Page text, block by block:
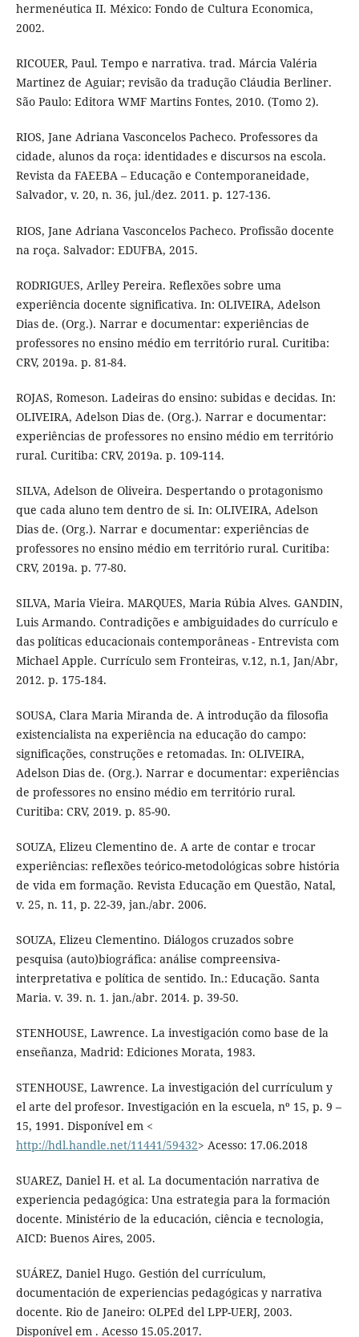
hermenéutica II. México: Fondo de Cultura Economica,
2002.
RICOUER, Paul. Tempo e narrativa. trad. Márcia Valéria
Martinez de Aguiar; revisão da tradução Cláudia Berliner.
São Paulo: Editora WMF Martins Fontes, 2010. (Tomo 2).
RIOS, Jane Adriana Vasconcelos Pacheco. Professores da
cidade, alunos da roça: identidades e discursos na escola.
Revista da FAEEBA – Educação e Contemporaneidade,
Salvador, v. 20, n. 36, jul./dez. 2011. p. 127-136.
RIOS, Jane Adriana Vasconcelos Pacheco. Profissão docente
na roça. Salvador: EDUFBA, 2015.
RODRIGUES, Arlley Pereira. Reflexões sobre uma
experiência docente significativa. In: OLIVEIRA, Adelson
Dias de. (Org.). Narrar e documentar: experiências de
professores no ensino médio em território rural. Curitiba:
CRV, 2019a. p. 81-84.
ROJAS, Romeson. Ladeiras do ensino: subidas e decidas. In:
OLIVEIRA, Adelson Dias de. (Org.). Narrar e documentar:
experiências de professores no ensino médio em território
rural. Curitiba: CRV, 2019a. p. 109-114.
SILVA, Adelson de Oliveira. Despertando o protagonismo
que cada aluno tem dentro de si. In: OLIVEIRA, Adelson
Dias de. (Org.). Narrar e documentar: experiências de
professores no ensino médio em território rural. Curitiba:
CRV, 2019a. p. 77-80.
SILVA, Maria Vieira. MARQUES, Maria Rúbia Alves. GANDIN,
Luis Armando. Contradições e ambiguidades do currículo e
das políticas educacionais contemporâneas - Entrevista com
Michael Apple. Currículo sem Fronteiras, v.12, n.1, Jan/Abr,
2012. p. 175-184.
SOUSA, Clara Maria Miranda de. A introdução da filosofia
existencialista na experiência na educação do campo:
significações, construções e retomadas. In: OLIVEIRA,
Adelson Dias de. (Org.). Narrar e documentar: experiências
de professores no ensino médio em território rural.
Curitiba: CRV, 2019. p. 85-90.
SOUZA, Elizeu Clementino de. A arte de contar e trocar
experiências: reflexões teórico-metodológicas sobre história
de vida em formação. Revista Educação em Questão, Natal,
v. 25, n. 11, p. 22-39, jan./abr. 2006.
SOUZA, Elizeu Clementino. Diálogos cruzados sobre
pesquisa (auto)biográfica: análise compreensiva-
interpretativa e política de sentido. In.: Educação. Santa
Maria. v. 39. n. 1. jan./abr. 2014. p. 39-50.
STENHOUSE, Lawrence. La investigación como base de la
enseñanza, Madrid: Ediciones Morata, 1983.
STENHOUSE, Lawrence. La investigación del currículum y
el arte del profesor. Investigación en la escuela, nº 15, p. 9 –
15, 1991. Disponível em <
http://hdl.handle.net/11441/59432> Acesso: 17.06.2018
SUAREZ, Daniel H. et al. La documentación narrativa de
experiencia pedagógica: Una estrategia para la formación
docente. Ministério de la educación, ciência e tecnologia,
AICD: Buenos Aires, 2005.
SUÁREZ, Daniel Hugo. Gestión del currículum,
documentación de experiencias pedagógicas y narrativa
docente. Rio de Janeiro: OLPEd del LPP-UERJ, 2003.
Disponível em . Acesso 15.05.2017.